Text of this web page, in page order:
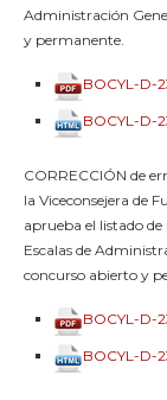
Administración
y permanente.
BOCYL-D-
BOCYL-D-
CORRECCIÓN de
la Viceconsejera de
aprueba el listado de
Escalas de
concurso abierto y
BOCYL-D-
BOCYL-D-